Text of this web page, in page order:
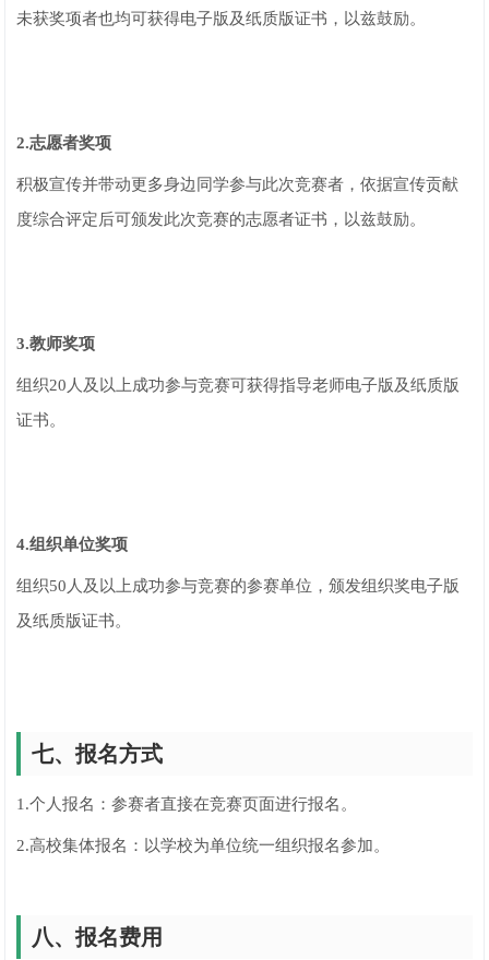
未获奖项者也均可获得电子版及纸质版证书，以兹鼓励。
2.志愿者奖项
积极宣传并带动更多身边同学参与此次竞赛者，依据宣传贡献
度综合评定后可颁发此次竞赛的志愿者证书，以兹鼓励。
3.教师奖项
组织20人及以上成功参与竞赛可获得指导老师电子版及纸质版
证书。
4.组织单位奖项
组织50人及以上成功参与竞赛的参赛单位，颁发组织奖电子版
及纸质版证书。
七、报名方式
1.个人报名：参赛者直接在竞赛页面进行报名。
2.高校集体报名：以学校为单位统一组织报名参加。
八、报名费用